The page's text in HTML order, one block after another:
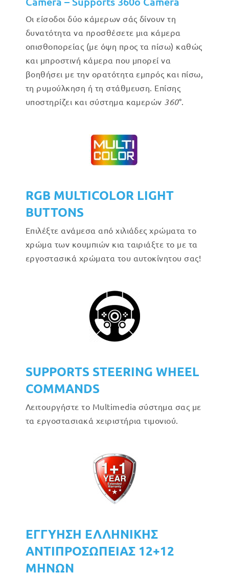
Οι είσοδοι δύο κάμερων σάς δίνουν τη
δυνατότητα να προσθέσετε μια κάμερα
οπισθοπορείας (με όψη προς τα πίσω) καθώς
και μπροστινή κάμερα που μπορεί να
βοηθήσει με την ορατότητα εμπρός και πίσω,
τη ρυμούλκηση ή τη στάθμευση. Επίσης
υποστηρίζει και σύστημα καμερών 360°.
RGB MULTICOLOR LIGHT
BUTTONS
Επιλέξτε ανάμεσα από χιλιάδες χρώματα το
χρώμα των κουμπιών κια ταιριάξτε το με τα
εργοστασικά χρώματα του αυτοκίνητου σας!
SUPPORTS STEERING WHEEL
COMMANDS
Λειτουργήστε το Multimedia σύστημα σας με
τα εργοστασιακά χειριστήρια τιμονιού.
ΕΓΓΥΗΣΗ ΕΛΛΗΝΙΚΗΣ
ΑΝΤΙΠΡΟΣΩΠΕΙΑΣ 12+12
ΜΗΝΩΝ